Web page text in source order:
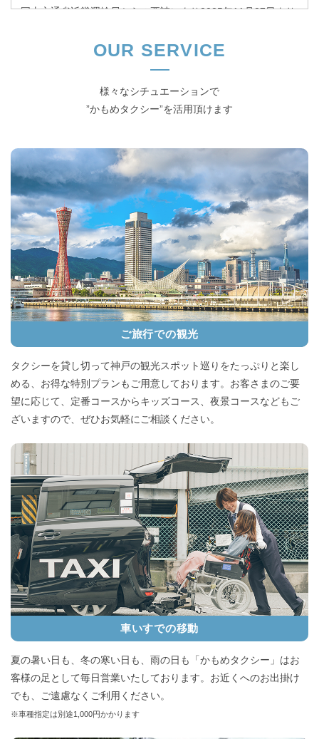
国土交通省近畿運輸局からの要請により2025年11月27日より
車種指定料金改定のご案内
す。
2023.12.1
ハイヤー専用サイトを開設
ハイヤー専用サイトを開設しました。
ビジネス送迎・神戸観光・冠婚葬祭などワンランク上のご移
動をお求めの方は、こちらのサイトをご覧ください。
ハイヤー専用サイトを見る
2023.10.1
インボイス制度対応のお知らせ
平素よりかもめタクシーをご利用いただき、誠にありがとう
ございます。
かもめタクシーでは、2023年10月1日施行の「インボイス制
度」に伴い、タクシー運賃・料金の領収書として「適格簡易
請求書（簡易インボイス）」を発行いたします。登録番号は
下記のとおりです。
登録番号 T4140001010641
※登録番号は、国税庁 適格請求書発行事業者公表サイトからもご確認いただけ
ます。
※インボイス制度の概要については、
国税庁の特設サイト
今後ともかもめタクシーをよろしくお願いいたします。
OUR SERVICE
様々なシチュエーションで
”かもめタクシー”を活用頂けます
ご旅行での観光
タクシーを貸し切って神戸の観光スポット巡りをたっぷりと楽し
める、お得な特別プランもご用意しております。お客さまのご要
望に応じて、定番コースからキッズコース、夜景コースなどもご
ざいますので、ぜひお気軽にご相談ください。
車いすでの移動
夏の暑い日も、冬の寒い日も、雨の日も「かもめタクシー」はお
客様の足として毎日営業いたしております。お近くへのお出掛け
でも、ご遠慮なくご利用ください。
※車種指定は別途1,000円かかります